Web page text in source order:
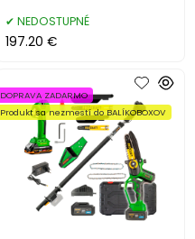
NEDOSTUPNÉ
197.20 €
DOPRAVA ZADARMO
Produkt sa nezmestí do BALÍKOBOXOV